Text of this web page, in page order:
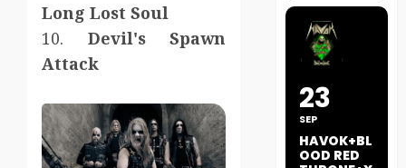
Long Lost Soul
10. Devil's Spawn
Attack
23
SEP
HAVOK+BL
OOD RED